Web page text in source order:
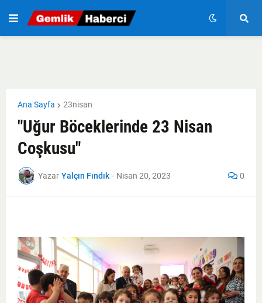
Ana Sayfa 23nisan
"Uğur Böceklerinde 23 Nisan
Coşkusu"
Yazar Yalçın Fındık - Nisan 20, 2023 0